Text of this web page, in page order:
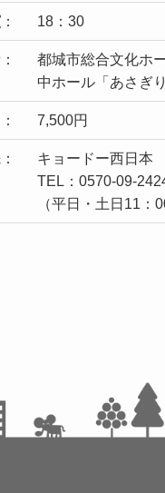
： 18：30
都城市総合文化ホ
中ホール「あさぎり
7,500円
キョードー西日本
TEL：0570-09-
（平日・土日11：